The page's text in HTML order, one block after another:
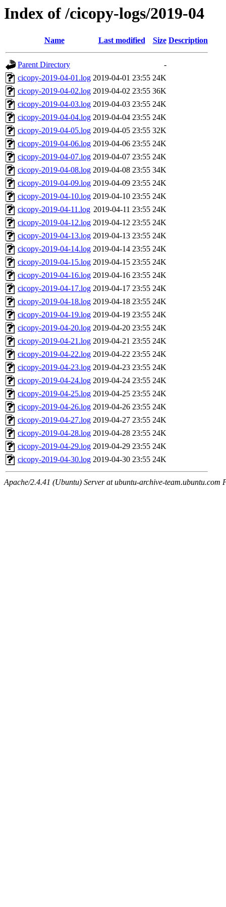
Index of /cicopy-logs/2019-04
Name Last modified Size Description
Parent Directory
-
cicopy-2019-04-01.log 2019-04-01 23:55 24K
cicopy-2019-04-02.log 2019-04-02 23:55 36K
cicopy-2019-04-03.log 2019-04-03 23:55 24K
cicopy-2019-04-04.log 2019-04-04 23:55 24K
cicopy-2019-04-05.log 2019-04-05 23:55 32K
cicopy-2019-04-06.log 2019-04-06 23:55 24K
cicopy-2019-04-07.log 2019-04-07 23:55 24K
cicopy-2019-04-08.log 2019-04-08 23:55 34K
cicopy-2019-04-09.log 2019-04-09 23:55 24K
cicopy-2019-04-10.log 2019-04-10 23:55 24K
cicopy-2019-04-11.log 2019-04-11 23:55 24K
cicopy-2019-04-12.log 2019-04-12 23:55 24K
cicopy-2019-04-13.log 2019-04-13 23:55 24K
cicopy-2019-04-14.log 2019-04-14 23:55 24K
cicopy-2019-04-15.log 2019-04-15 23:55 24K
cicopy-2019-04-16.log 2019-04-16 23:55 24K
cicopy-2019-04-17.log 2019-04-17 23:55 24K
cicopy-2019-04-18.log 2019-04-18 23:55 24K
cicopy-2019-04-19.log 2019-04-19 23:55 24K
cicopy-2019-04-20.log 2019-04-20 23:55 24K
cicopy-2019-04-21.log 2019-04-21 23:55 24K
cicopy-2019-04-22.log 2019-04-22 23:55 24K
cicopy-2019-04-23.log 2019-04-23 23:55 24K
cicopy-2019-04-24.log 2019-04-24 23:55 24K
cicopy-2019-04-25.log 2019-04-25 23:55 24K
cicopy-2019-04-26.log 2019-04-26 23:55 24K
cicopy-2019-04-27.log 2019-04-27 23:55 24K
cicopy-2019-04-28.log 2019-04-28 23:55 24K
cicopy-2019-04-29.log 2019-04-29 23:55 24K
cicopy-2019-04-30.log 2019-04-30 23:55 24K
Apache/2.4.41 (Ubuntu) Server at ubuntu-archive-team.ubuntu.com